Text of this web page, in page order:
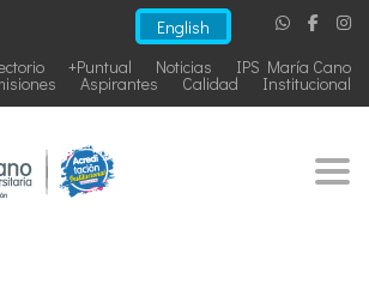
English
IPS María Cano
Noticias
+Puntual
Institucional
Calidad
Aspirantes